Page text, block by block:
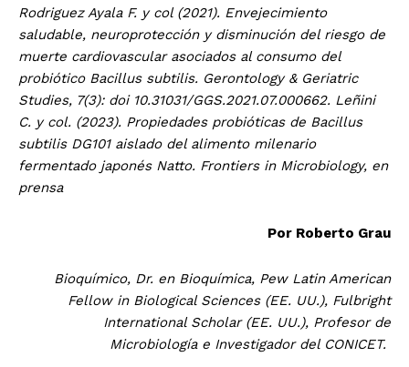
Rodriguez Ayala F. y col (2021). Envejecimiento
saludable, neuroprotección y disminución del riesgo de
muerte cardiovascular asociados al consumo del
probiótico Bacillus subtilis. Gerontology & Geriatric
Studies, 7(3): doi 10.31031/GGS.2021.07.000662. Leñini
C. y col. (2023). Propiedades probióticas de Bacillus
subtilis DG101 aislado del alimento milenario
fermentado japonés Natto. Frontiers in Microbiology, en
prensa
Por Roberto Grau
Bioquímico, Dr. en Bioquímica, Pew Latin American
Fellow in Biological Sciences (EE. UU.), Fulbright
International Scholar (EE. UU.), Profesor de
Microbiología e Investigador del CONICET.